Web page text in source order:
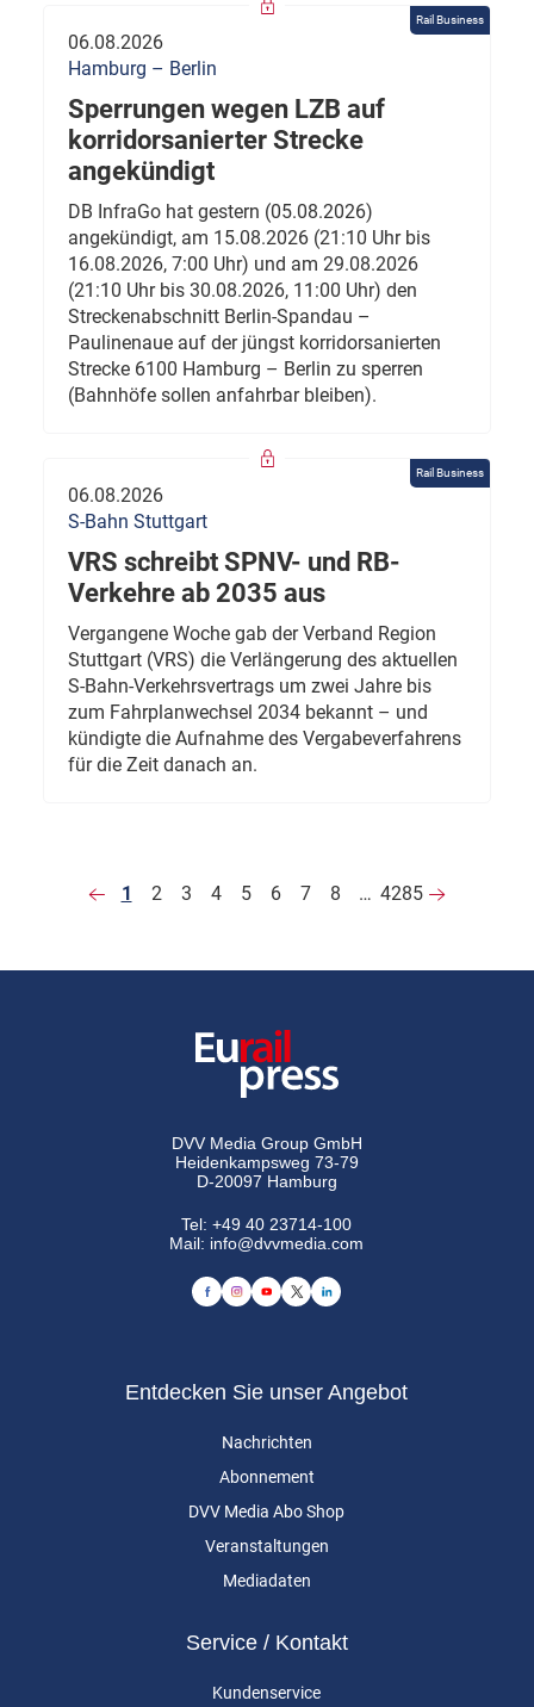
Rail Business
06.08.2026
Hamburg – Berlin
Sperrungen wegen LZB auf
korridorsanierter Strecke
angekündigt
DB InfraGo hat gestern (05.08.2026)
angekündigt, am 15.08.2026 (21:10 Uhr bis
16.08.2026, 7:00 Uhr) und am 29.08.2026
(21:10 Uhr bis 30.08.2026, 11:00 Uhr) den
Streckenabschnitt Berlin-Spandau –
Paulinenaue auf der jüngst korridorsanierten
Strecke 6100 Hamburg – Berlin zu sperren
(Bahnhöfe sollen anfahrbar bleiben).
Rail Business
06.08.2026
S-Bahn Stuttgart
VRS schreibt SPNV- und RB-
Verkehre ab 2035 aus
Vergangene Woche gab der Verband Region
Stuttgart (VRS) die Verlängerung des aktuellen
S-Bahn-Verkehrsvertrags um zwei Jahre bis
zum Fahrplanwechsel 2034 bekannt – und
kündigte die Aufnahme des Vergabeverfahrens
für die Zeit danach an.
1 2 3 4 5 6 7 8 … 4285
DVV Media Group GmbH
Heidenkampsweg 73-79
D-20097 Hamburg
Tel:+49 40 23714-100
Mail: info@dvvmedia.com
Entdecken Sie unser Angebot
Nachrichten
Abonnement
DVV Media Abo Shop
Veranstaltungen
Mediadaten
Service / Kontakt
Kundenservice